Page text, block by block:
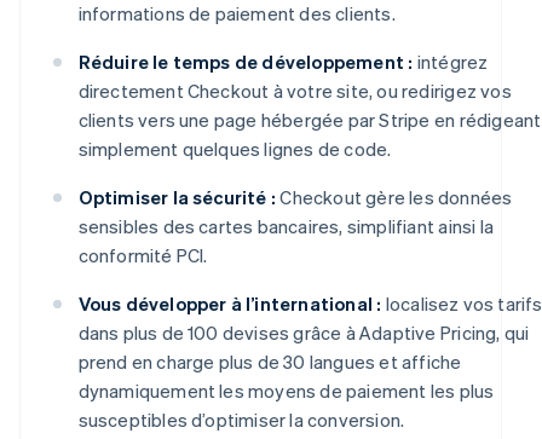
informations de paiement des clients.
Réduire le temps de développement : intégrez
directement Checkout à votre site, ou redirigez vos
clients vers une page hébergée par Stripe en rédigeant
simplement quelques lignes de code.
Optimiser la sécurité : Checkout gère les données
sensibles des cartes bancaires, simplifiant ainsi la
conformité PCI.
Vous développer à l’international : localisez vos tarifs
dans plus de 100 devises grâce à Adaptive Pricing, qui
prend en charge plus de 30 langues et affiche
dynamiquement les moyens de paiement les plus
susceptibles d’optimiser la conversion.